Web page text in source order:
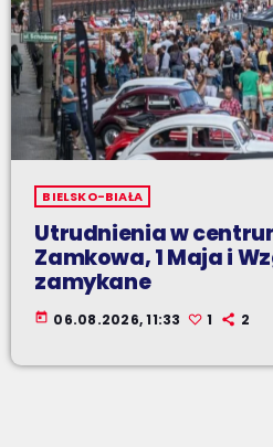
BIELSKO-BIAŁA
Utrudnienia w
Zamkowa, 1 Maja i
zamykane
today 06.08.2026, 11:33 1 2